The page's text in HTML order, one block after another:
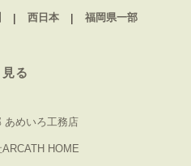
西日本
福岡県一部
る
あめいろ工務店
HOME